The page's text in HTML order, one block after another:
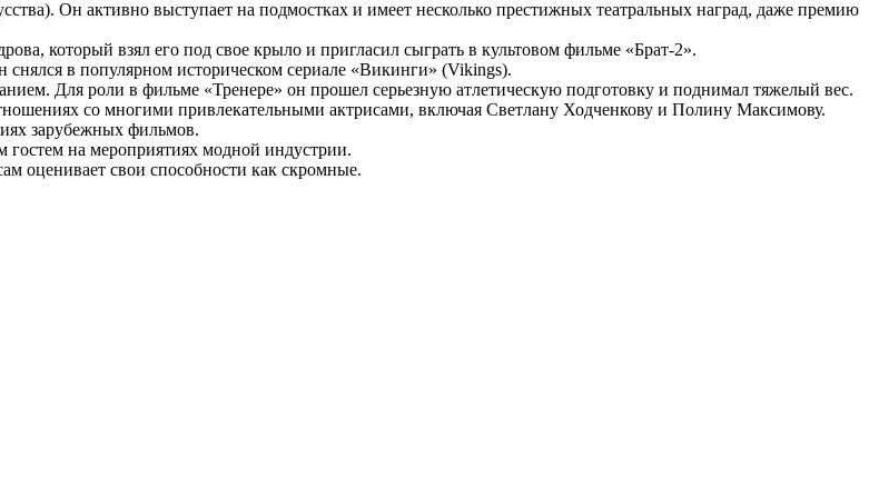
Он активно выступает на подмостках и имеет несколько престижных театральных наград, даже премию
который взял его под свое крыло и пригласил сыграть в культовом фильме «Брат-2».
в популярном историческом сериале «Викинги» (Vikings).
Для роли в фильме «Тренере» он прошел серьезную атлетическую подготовку и поднимал тяжелый вес.
со многими привлекательными актрисами, включая Светлану Ходченкову и Полину Максимову.
зарубежных фильмов.
гостем на мероприятиях модной индустрии.
оценивает свои способности как скромные.